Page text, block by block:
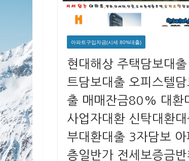
아파트구입자금(시세 80%대출)
현대해상 주택담보대
트담보대출 오피스텔담
출 매매잔금80% 대환
사업자대환 신탁대환대
부대환대출 3자담보 아
층일반가 전세보증금반